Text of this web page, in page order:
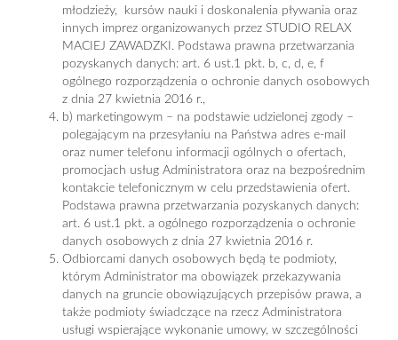
młodzieży, kursów nauki i doskonalenia pływania oraz
innych imprez organizowanych przez STUDIO RELAX
MACIEJ ZAWADZKI. Podstawa prawna przetwarzania
pozyskanych danych: art. 6 ust.1 pkt. b, c, d, e, f
ogólnego rozporządzenia o ochronie danych osobowych
z dnia 27 kwietnia 2016 r.,
b) marketingowym – na podstawie udzielonej zgody –
polegającym na przesyłaniu na Państwa adres e-mail
oraz numer telefonu informacji ogólnych o ofertach,
promocjach usług Administratora oraz na bezpośrednim
kontakcie telefonicznym w celu przedstawienia ofert.
Podstawa prawna przetwarzania pozyskanych danych:
art. 6 ust.1 pkt. a ogólnego rozporządzenia o ochronie
danych osobowych z dnia 27 kwietnia 2016 r.
Odbiorcami danych osobowych będą te podmioty,
którym Administrator ma obowiązek przekazywania
danych na gruncie obowiązujących przepisów prawa, a
także podmioty świadczące na rzecz Administratora
usługi wspierające wykonanie umowy, w szczególności